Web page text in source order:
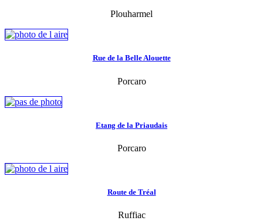
Plouharmel
Rue de la Belle Alouette
Porcaro
Etang de la Priaudais
Porcaro
Route de Tréal
Ruffiac